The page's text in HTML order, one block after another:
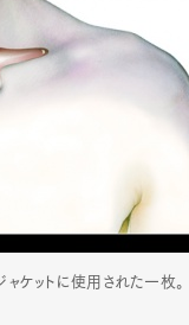
ャケットに使用された一枚。